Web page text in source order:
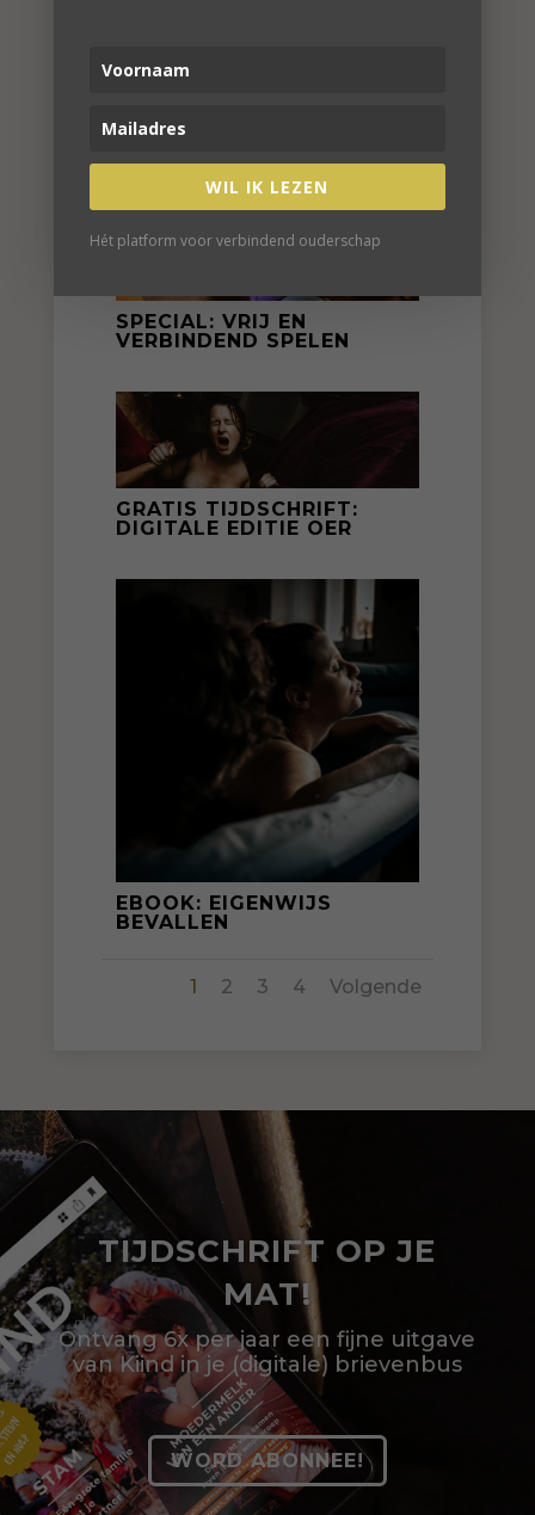
SPECIAL: VRIJ EN
VERBINDEND SPELEN
GRATIS TIJDSCHRIFT:
DIGITALE EDITIE OER
EBOOK: EIGENWIJS
BEVALLEN
1 2 3 4 Volgende
TIJDSCHRIFT OP JE
MAT!
Ontvang 6x per jaar een fijne uitgave
van Kiind in je (digitale) brievenbus
WORD ABONNEE!
WIL IK LEZEN
Hét platform voor verbindend ouderschap